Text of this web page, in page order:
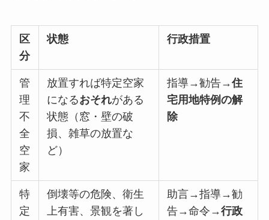
区
分
状態 行政措置
管
理
不
全
空
家
放置すれば特定空家
になるおそれがある
状態（窓・壁の破
損、雑草の放置な
ど）
指導→勧告→住
宅用地特例の解
除
特
定
倒壊等の危険、衛生
上有害、景観を著し
助言→指導→勧
告→命令→行政